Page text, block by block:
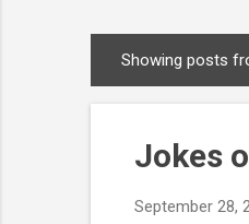
o
Showing posts
Jokes
September 28,